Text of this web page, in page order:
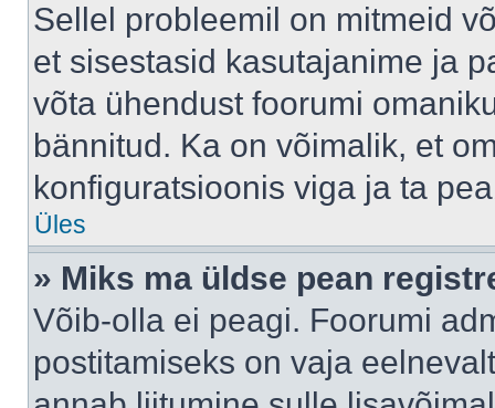
Sellel probleemil on mitmeid
et sisestasid kasutajanime ja
võta ühendust foorumi
bännitud. Ka on võimalik, et
konfiguratsioonis viga ja ta
Üles
» Miks ma üldse pean
Võib-olla ei peagi. Foorumi
postitamiseks on vaja